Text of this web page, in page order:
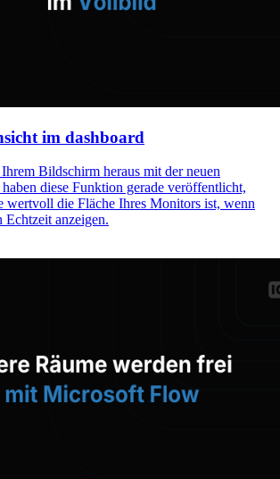
im dashboard
Bildschirm heraus mit der neuen
diese Funktion gerade veröffentlicht,
die Fläche Ihres Monitors ist, wenn
anzeigen.